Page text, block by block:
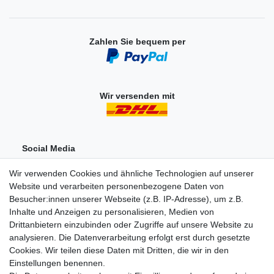
Zahlen Sie bequem per
Wir versenden mit
Social Media
Einkaufen
Zahlungsarten
Wir verwenden Cookies und ähnliche Technologien auf unserer
Website und verarbeiten personenbezogene Daten von
Besucher:innen unserer Webseite (z.B. IP-Adresse), um z.B.
Inhalte und Anzeigen zu personalisieren, Medien von
Drittanbietern einzubinden oder Zugriffe auf unsere Website zu
analysieren. Die Datenverarbeitung erfolgt erst durch gesetzte
Cookies. Wir teilen diese Daten mit Dritten, die wir in den
Einstellungen benennen.